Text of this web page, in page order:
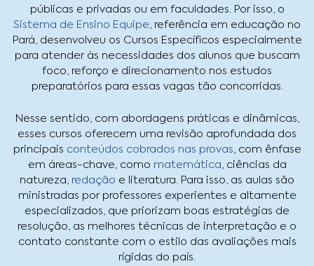
públicas e privadas ou em faculdades. Por isso, o
Sistema de Ensino Equipe , referência em educação no
Pará, desenvolveu os Cursos Específicos especialmente
para atender às necessidades dos alunos que buscam
foco, reforço e direcionamento nos estudos
preparatórios para essas vagas tão concorridas.
Nesse sentido, com abordagens práticas e dinâmicas,
esses cursos oferecem uma revisão aprofundada dos
principais conteúdos cobrados nas provas , com ênfase
em áreas-chave, como matemática , ciências da
natureza, redação e literatura. Para isso, as aulas são
ministradas por professores experientes e altamente
especializados, que priorizam boas estratégias de
resolução, as melhores técnicas de interpretação e o
contato constante com o estilo das avaliações mais
rígidas do país.